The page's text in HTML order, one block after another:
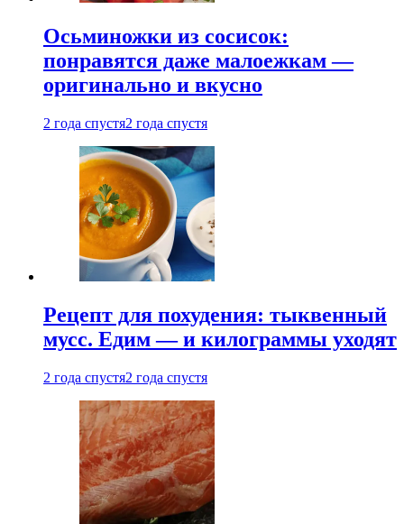
Осьминожки из сосисок:
понравятся даже малоежкам —
оригинально и вкусно
2 года спустя2 года спустя
Рецепт для похудения: тыквенный
мусс. Едим — и килограммы уходят
2 года спустя2 года спустя